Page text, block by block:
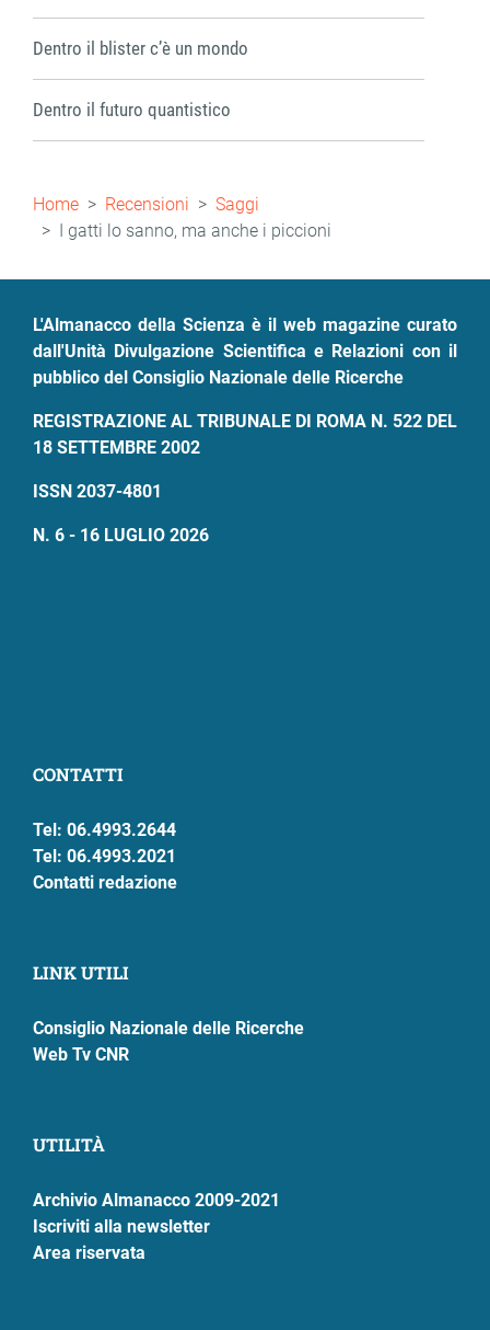
Dentro il blister c’è un mondo
Dentro il futuro quantistico
Briciole
di
pane
Home Recensioni
Saggi
I gatti lo sanno, ma anche i piccioni
L'Almanacco della Scienza è il web magazine curato
dall'Unità Divulgazione Scientifica e Relazioni con il
pubblico del Consiglio Nazionale delle Ricerche
REGISTRAZIONE AL TRIBUNALE DI ROMA N. 522 DEL
18 SETTEMBRE 2002
ISSN 2037-4801
N. 6 - 16 LUGLIO 2026
CONTATTI
Tel: 06.4993.2644
Tel: 06.4993.2021
Contatti redazione
LINK UTILI
Consiglio Nazionale delle Ricerche
Web Tv CNR
UTILITÀ
Archivio Almanacco 2009-2021
Iscriviti alla newsletter
Area riservata